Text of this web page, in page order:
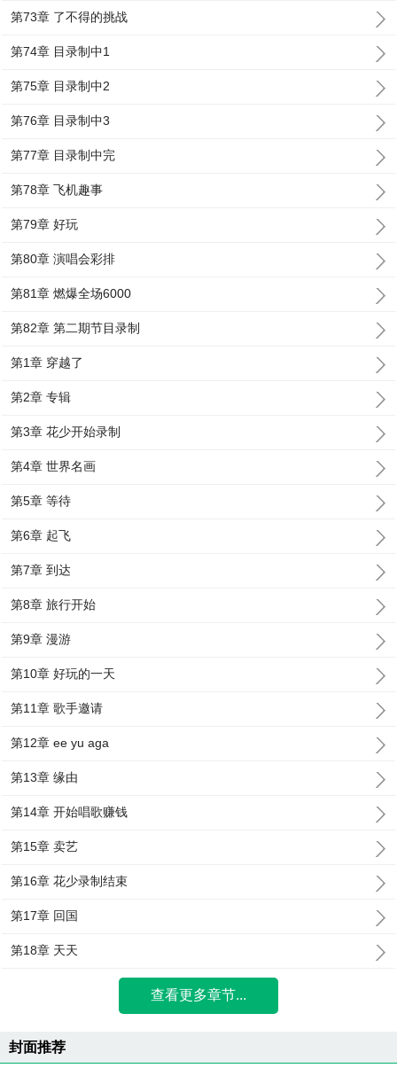
第73章 了不得的挑战
第74章 目录制中1
第75章 目录制中2
第76章 目录制中3
第77章 目录制中完
第78章 飞机趣事
第79章 好玩
第80章 演唱会彩排
第81章 燃爆全场6000
第82章 第二期节目录制
第1章 穿越了
第2章 专辑
第3章 花少开始录制
第4章 世界名画
第5章 等待
第6章 起飞
第7章 到达
第8章 旅行开始
第9章 漫游
第10章 好玩的一天
第11章 歌手邀请
第12章 ee yu aga
第13章 缘由
第14章 开始唱歌赚钱
第15章 卖艺
第16章 花少录制结束
第17章 回国
第18章 天天
查看更多章节...
封面推荐